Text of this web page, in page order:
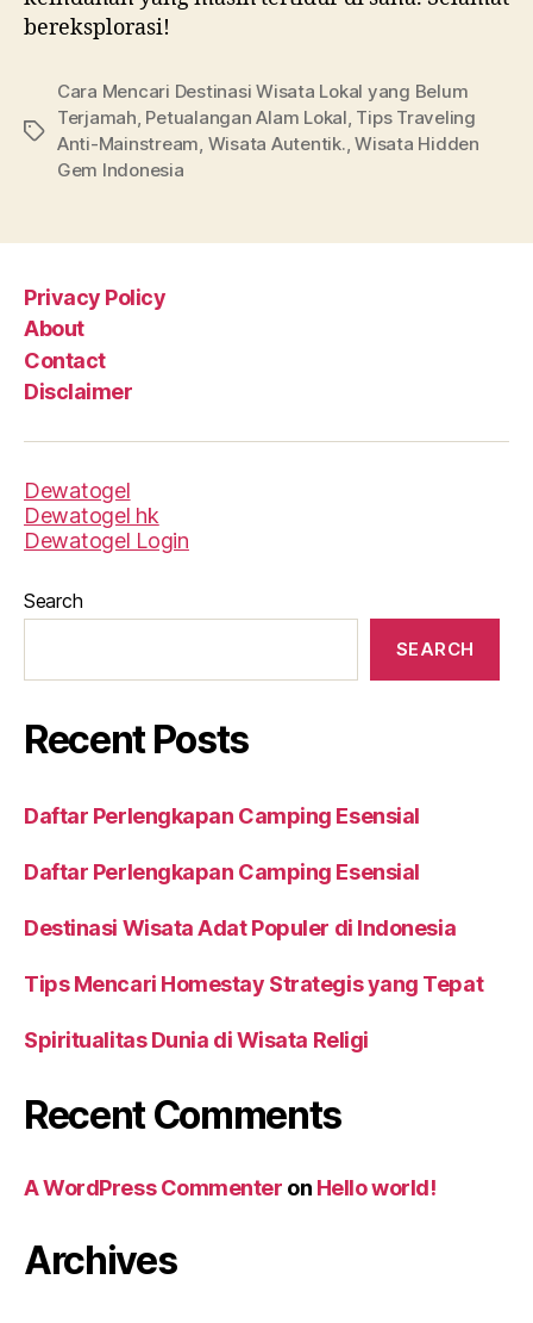
bereksplorasi!
Tags
Cara Mencari Destinasi Wisata Lokal yang Belum
Terjamah, Petualangan Alam Lokal, Tips Traveling
Anti-Mainstream, Wisata Autentik.,Wisata Hidden
Gem Indonesia
Privacy Policy
About
Contact
Disclaimer
Dewatogel
Dewatogel hk
Dewatogel Login
Search
SEARCH
Recent Posts
Daftar Perlengkapan Camping Esensial
Daftar Perlengkapan Camping Esensial
Destinasi Wisata Adat Populer di Indonesia
Tips Mencari Homestay Strategis yang Tepat
Spiritualitas Dunia di Wisata Religi
Recent Comments
A WordPress Commenter on Hello world!
Archives